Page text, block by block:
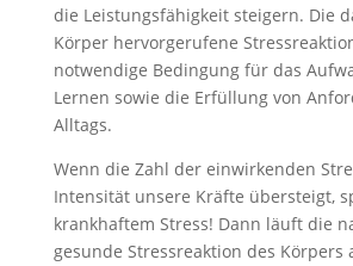
die Leistungsfähigkeit steigern. Die
Körper hervorgerufene
notwendige Bedingung für das
Lernen sowie die Erfüllung von
Alltags.
Wenn die Zahl der einwirkenden
Intensität unsere Kräfte übersteigt,
krankhaftem Stress! Dann läuft die
gesunde Stressreaktion des Körpers